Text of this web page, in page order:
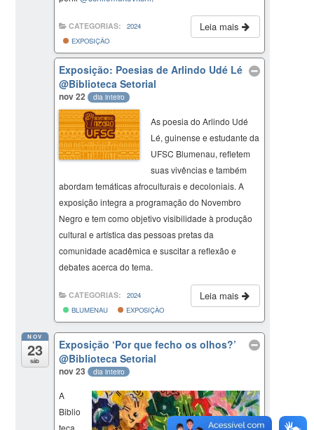
Leia mais
CATEGORIAS:
2024
EXPOSIÇÃO
Exposição: Poesias de Arlindo Udé Lé
@Biblioteca Setorial
nov 22 dia inteiro
As poesia do Arlindo Udé
Lé, guinense e estudante da
UFSC Blumenau, refletem
suas vivências e também
abordam temáticas afroculturais e decoloniais. A
exposição integra a programação do Novembro
Negro e tem como objetivo visibilidade à produção
cultural e artística das pessoas pretas da
comunidade acadêmica e suscitar a reflexão e
debates acerca do tema.
Leia mais
CATEGORIAS:
2024
BLUMENAU
EXPOSIÇÃO
NOV
23
sáb
Exposição ‘Por que fecho os olhos?’
@Biblioteca Setorial
nov 23 dia inteiro
A
Biblio